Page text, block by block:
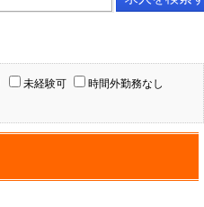
未経験可 時間外勤務なし